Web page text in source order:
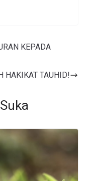
KEPADA
HAKIKAT TAUHID!